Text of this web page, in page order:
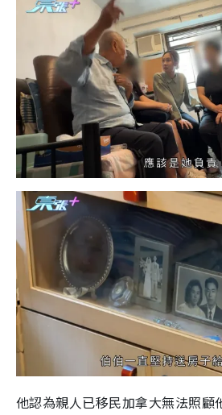
他認為親人已移民加拿大無法照顧